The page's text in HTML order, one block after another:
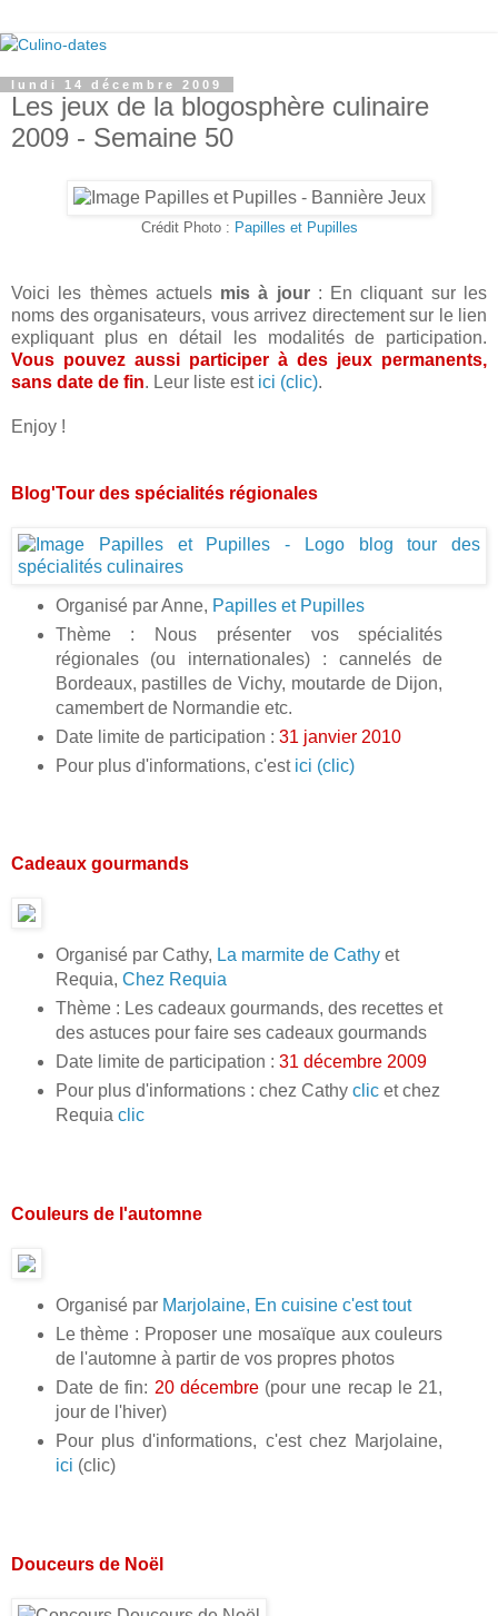
lundi 14 décembre 2009
Les jeux de la blogosphère culinaire
2009 - Semaine 50
Crédit Photo : Papilles et Pupilles
Voici les thèmes actuels mis à jour: En cliquant sur les
noms des organisateurs, vous arrivez directement sur le lien
expliquant plus en détail les modalités de participation.
Vous pouvez aussi participer à des jeux permanents,
sans date de fin. Leur liste est ici (clic).
Enjoy !
Blog'Tour des spécialités régionales
Organisé par Anne, Papilles et Pupilles
Thème : Nous présenter vos spécialités
régionales (ou internationales) : cannelés de
Bordeaux, pastilles de Vichy, moutarde de Dijon,
camembert de Normandie etc.
Date limite de participation : 31 janvier 2010
Pour plus d'informations, c'est ici (clic)
Cadeaux gourmands
Organisé par Cathy, La marmite de Cathyet
Requia, Chez Requia
Thème : Les cadeaux gourmands, des recettes et
des astuces pour faire ses cadeaux gourmands
Date limite de participation : 31 décembre 2009
Pour plus d'informations : chez Cathy clicet chez
Requia clic
Couleurs de l'automne
Organisé par Marjolaine, En cuisine c'est tout
Le thème : Proposer une mosaïque aux couleurs
de l'automne à partir de vos propres photos
Date de fin: 20 décembre(pour une recap le 21,
jour de l'hiver)
Pour plus d'informations, c'est chez Marjolaine,
ici (clic)
Douceurs de Noël